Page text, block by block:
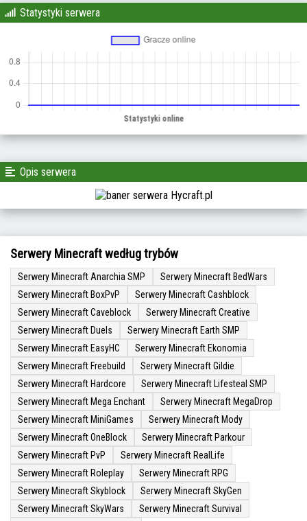
Statystyki serwera
Opis serwera
Serwery Minecraft według trybów
Serwery Minecraft Anarchia SMP
Serwery Minecraft BedWars
Serwery Minecraft BoxPvP
Serwery Minecraft Cashblock
Serwery Minecraft Caveblock
Serwery Minecraft Creative
Serwery Minecraft Duels
Serwery Minecraft Earth SMP
Serwery Minecraft EasyHC
Serwery Minecraft Ekonomia
Serwery Minecraft Freebuild
Serwery Minecraft Gildie
Serwery Minecraft Hardcore
Serwery Minecraft Lifesteal SMP
Serwery Minecraft Mega Enchant
Serwery Minecraft MegaDrop
Serwery Minecraft MiniGames
Serwery Minecraft Mody
Serwery Minecraft OneBlock
Serwery Minecraft Parkour
Serwery Minecraft PvP
Serwery Minecraft RealLife
Serwery Minecraft Roleplay
Serwery Minecraft RPG
Serwery Minecraft Skyblock
Serwery Minecraft SkyGen
Serwery Minecraft SkyWars
Serwery Minecraft Survival